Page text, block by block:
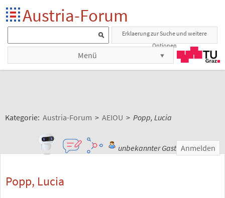
Austria-Forum
Erklaerung zur Suche und weitere
Optionen
Menü
Kategorie: Austria-Forum > AEIOU > Popp, Lucia
unbekannter Gast Anmelden
Popp, Lucia